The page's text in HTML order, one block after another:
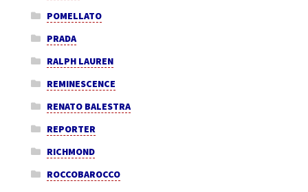
POMELLATO
PRADA
RALPH LAUREN
REMINESCENCE
RENATO BALESTRA
REPORTER
RICHMOND
ROCCOBAROCCO